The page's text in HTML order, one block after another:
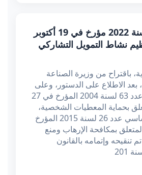
أمر عدد 766 لسنة 2022 مؤرخ في 19 أكتوبر
بتنظيم نشاط التمويل التشاركي
باقتراح من وزيرة الصناعة
بعد الاطلاع على الدستور، وعلى
القانون الأساسي عدد 63 لسنة 2004 المؤرخ في 27
2004 المتعلق بحماية المعطيات الشخصية،
وعلى القانون الأساسي عدد 26 لسنة 2015 المؤرخ
7 أوت 2015 المتعلق بمكافحة الإرهاب ومنع
تنقيحه وإتمامه بالقانون